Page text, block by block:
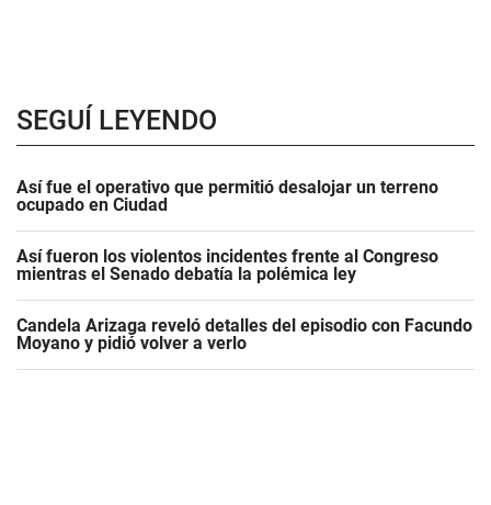
SEGUÍ LEYENDO
Así fue el operativo que permitió desalojar un terreno
ocupado en Ciudad
Así fueron los violentos incidentes frente al Congreso
mientras el Senado debatía la polémica ley
Candela Arizaga reveló detalles del episodio con Facundo
Moyano y pidió volver a verlo